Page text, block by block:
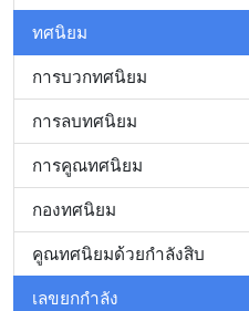
ทศนิยม
การบวกทศนิยม
การลบทศนิยม
การคูณทศนิยม
กองทศนิยม
คูณทศนิยมด้วยกำลังสิบ
เลขยกกำลัง